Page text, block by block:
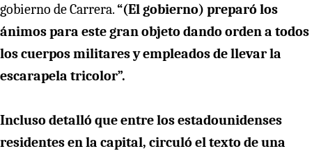
gobierno de Carrera.“(El gobierno) preparó los
ánimos para este gran objeto dando orden a todos
los cuerpos militares y empleados de llevar la
escarapela tricolor”.
Incluso detalló que entre los estadounidenses
residentes en la capital, circuló el texto de una